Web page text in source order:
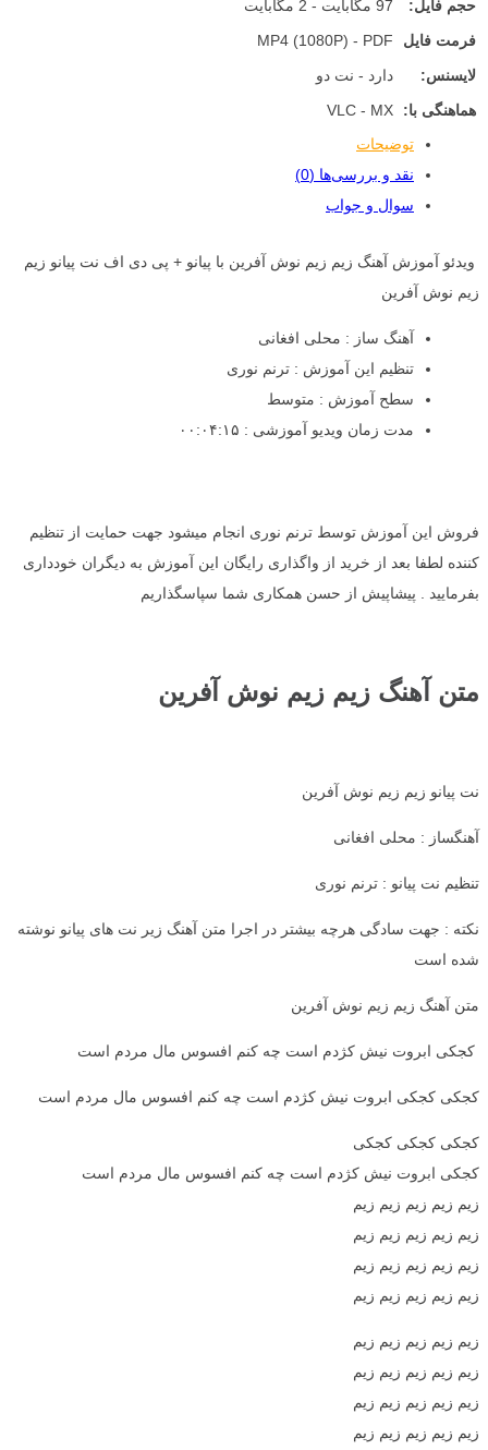
حجم فایل:
97 مگابایت - 2 مگابایت
فرمت فایل
MP4 (1080P) - PDF
لایسنس:
دارد - نت دو
هماهنگی با:
VLC - MX
توضیحات
نقد و بررسی‌ها (0)
سوال و جواب
ویدئو آموزش آهنگ زیم زیم نوش آفرین با پیانو + پی دی اف نت پیانو زیم
زیم نوش آفرین
آهنگ ساز : محلی افغانی
تنظیم این آموزش : ترنم نوری
سطح آموزش : متوسط
مدت زمان ویدیو آموزشی : ۰۰:۰۴:۱۵
فروش این آموزش توسط ترنم نوری انجام میشود جهت حمایت از تنظیم
کننده لطفا بعد از خرید از واگذاری رایگان این آموزش به دیگران خودداری
بفرمایید . پیشاپیش از حسن همکاری شما سپاسگذاریم
متن آهنگ زیم زیم نوش آفرین
نت پیانو زیم زیم نوش آفرین
آهنگساز : محلی افغانی
تنظیم نت پیانو : ترنم نوری
نکته : جهت سادگی هرچه بیشتر در اجرا متن آهنگ زیر نت های پیانو نوشته
شده است
متن آهنگ زیم زیم نوش آفرین
کجکی ابروت نیش کژدم است چه کنم افسوس مال مردم است
کجکی کجکی ابروت نیش کژدم است چه کنم افسوس مال مردم است
کجکی کجکی کجکی
کجکی ابروت نیش کژدم است چه کنم افسوس مال مردم است
زیم زیم زیم زیم زیم
زیم زیم زیم زیم زیم
زیم زیم زیم زیم زیم
زیم زیم زیم زیم زیم
زیم زیم زیم زیم زیم
زیم زیم زیم زیم زیم
زیم زیم زیم زیم زیم
زیم زیم زیم زیم زیم